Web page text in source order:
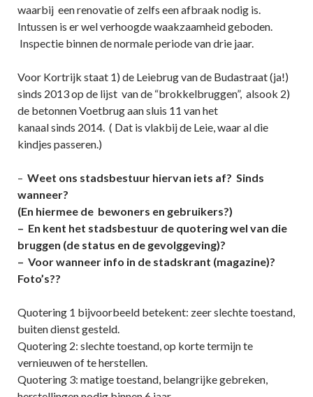
waarbij een renovatie of zelfs een afbraak nodig is.
Intussen is er wel verhoogde waakzaamheid geboden.
Inspectie binnen de normale periode van drie jaar.
Voor Kortrijk staat 1) de Leiebrug van de Budastraat (ja!)
sinds 2013 op de lijst van de “brokkelbruggen”, alsook 2)
de betonnen Voetbrug aan sluis 11 van het
kanaal sinds 2014. ( Dat is vlakbij de Leie, waar al die
kindjes passeren.)
– Weet ons stadsbestuur hiervan iets af? Sinds
wanneer?
(En hiermee de bewoners en gebruikers?)
– En kent het stadsbestuur de quotering wel van die
bruggen (de status en de gevolggeving)?
– Voor wanneer info in de stadskrant (magazine)?
Foto’s??
Quotering 1 bijvoorbeeld betekent: zeer slechte toestand,
buiten dienst gesteld.
Quotering 2: slechte toestand, op korte termijn te
vernieuwen of te herstellen.
Quotering 3: matige toestand, belangrijke gebreken,